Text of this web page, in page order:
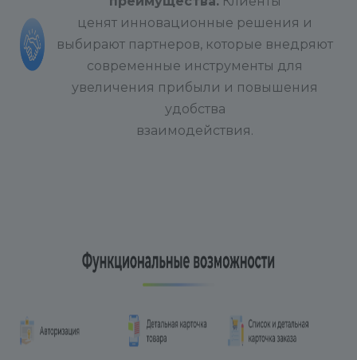
ценят инновационные решения и
выбирают партнеров, которые внедряют
современные инструменты для
увеличения прибыли и повышения
удобства
взаимодействия.